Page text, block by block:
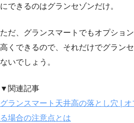
にできるのはグランセゾンだけ。
ただ、グランスマートでもオプショ
高くできるので、それだけでグラン
ないでしょう。
▼関連記事
グランスマート天井高の落とし穴 |
る場合の注意点とは